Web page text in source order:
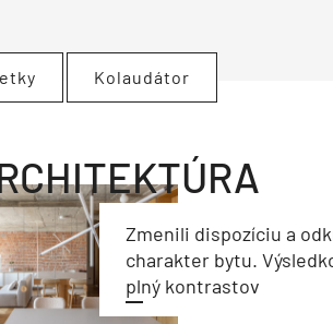
Kolaudátor
Zmenili dispozíciu a
charakter bytu.
plný kontrastov